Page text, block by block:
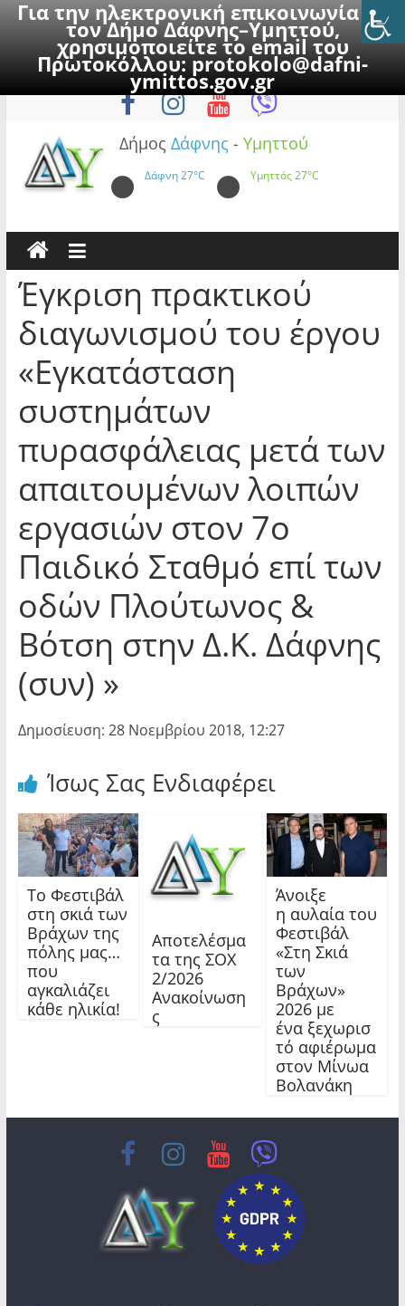
Για την ηλεκτρονική επικοινωνία με
τον Δήμο Δάφνης–Υμηττού,
χρησιμοποιείτε το email του
Πρωτοκόλλου:protokolo@dafni-
ymittos.gov.gr
to
Πέμπτη, 6 Αυγούστου 2026
Δήμος Δάφνης - Υμηττού
Δάφνη27°C Υμηττός27°C
Έγκριση πρακτικού
διαγωνισμού του έργου
«Εγκατάσταση
συστημάτων
πυρασφάλειας μετά των
απαιτουμένων λοιπών
εργασιών στον 7ο
Παιδικό Σταθμό επί των
οδών Πλούτωνος &
Βότση στην Δ.Κ. Δάφνης
(συν) »
Δημοσίευση: 28 Νοεμβρίου 2018, 12:27
Ίσως Σας Ενδιαφέρει
Το Φεστιβάλ
στη σκιά των
Βράχων της
πόλης μας…
που
αγκαλιάζει
κάθε ηλικία!
Αποτελέσμα
τα της ΣΟΧ
2/2026
Ανακοίνωση
ς
Άνοιξε
η αυλαία του
Φεστιβάλ
«Στη Σκιά
των
Βράχων»
2026 με
ένα ξεχωρισ
τό αφιέρωμα
στον Μίνωα
Βολανάκη